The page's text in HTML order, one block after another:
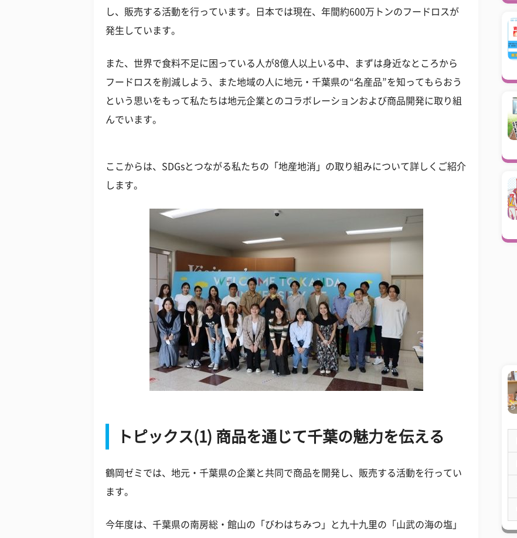
し、販売する活動を行っています。日本では現在、年間約600万トンのフードロスが
発生しています。
また、世界で食料不足に困っている人が8億人以上いる中、まずは身近なところから
フードロスを削減しよう、また地域の人に地元・千葉県の“名産品”を知ってもらおう
という思いをもって私たちは地元企業とのコラボレーションおよび商品開発に取り組
んでいます。
ここからは、SDGsとつながる私たちの「地産地消」の取り組みについて詳しくご紹介
します。
トピックス(1) 商品を通じて千葉の魅力を伝える
鶴岡ゼミでは、地元・千葉県の企業と共同で商品を開発し、販売する活動を行ってい
ます。
今年度は、千葉県の南房総・館山の「びわはちみつ」と九十九里の「山武の海の塩」